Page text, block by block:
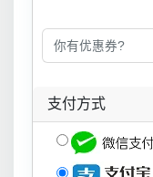
支付方式